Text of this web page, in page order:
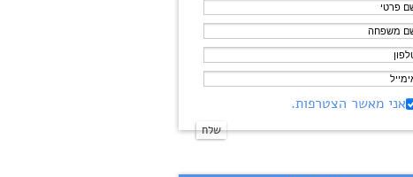
אני מאשר הצטרפות.